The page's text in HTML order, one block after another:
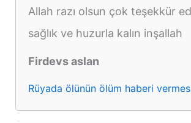
Allah razı olsun çok teşekkür
sağlık ve huzurla kalın inşallah
Firdevs aslan
Rüyada ölünün ölüm haberi